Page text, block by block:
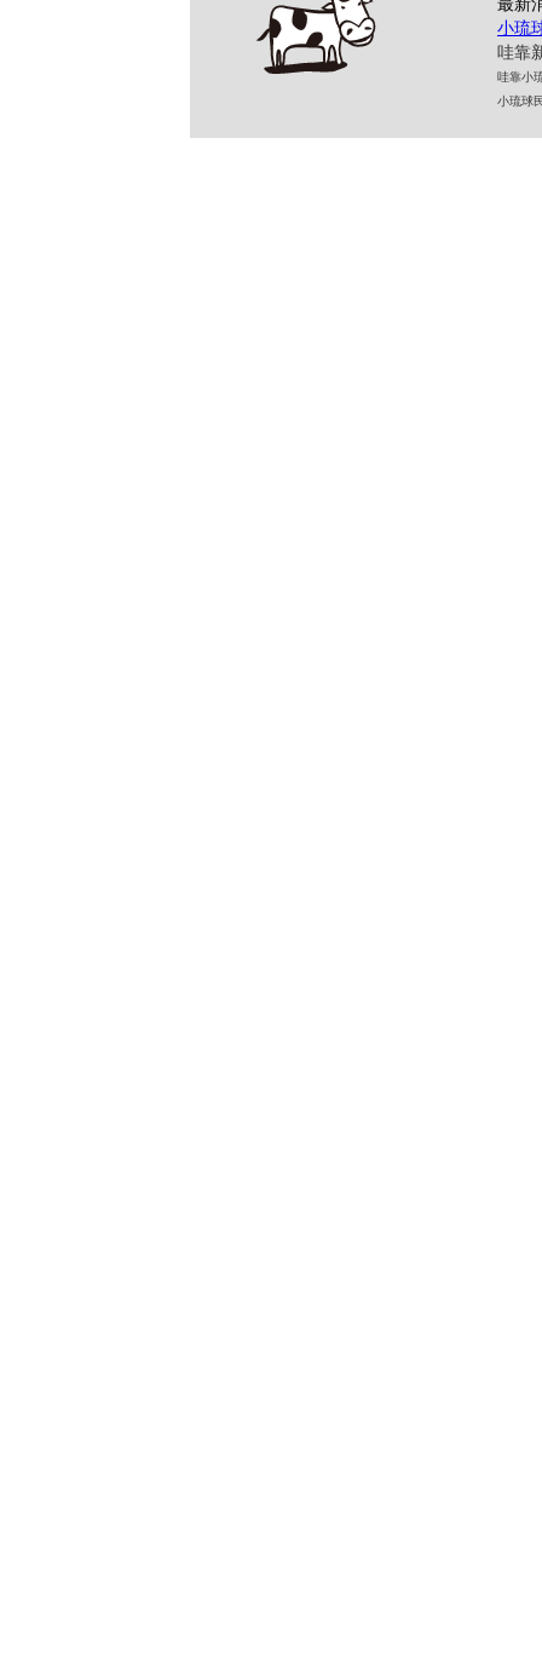
最新
小琉
哇靠
哇靠小
小琉球